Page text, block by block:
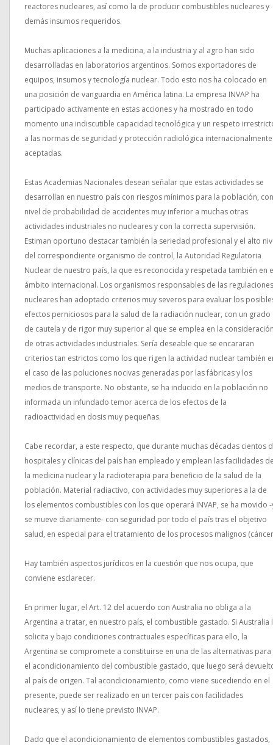
reactores nucleares, así como la de producir combustibles nucleares y
demás insumos requeridos.
Muchas aplicaciones a la medicina, a la industria y al agro han sido
desarrolladas en laboratorios argentinos. Somos exportadores de
equipos, insumos y tecnología nuclear. Todo esto nos ha colocado en
una posición de vanguardia en América latina. La empresa INVAP ha
participado activamente en estas acciones y ha mostrado en todo
momento una indiscutible capacidad tecnológica y un respeto
a las normas de seguridad y protección radiológica internacionalmente
aceptadas.
Estas Academias Nacionales desean señalar que estas actividades se
desarrollan en nuestro país con riesgos mínimos para la población, con
nivel de probabilidad de accidentes muy inferior a muchas otras
actividades industriales no nucleares y con la correcta supervisión.
Estiman oportuno destacar también la seriedad profesional y el alto
del correspondiente organismo de control, la Autoridad Regulatoria
Nuclear de nuestro país, la que es reconocida y respetada también en
ámbito internacional. Los organismos responsables de las regulaciones
nucleares han adoptado criterios muy severos para evaluar los
efectos perniciosos para la salud de la radiación nuclear, con un grado
de cautela y de rigor muy superior al que se emplea en la
de otras actividades industriales. Sería deseable que se encararan
criterios tan estrictos como los que rigen la actividad nuclear también
el caso de las poluciones nocivas generadas por las fábricas y los
medios de transporte. No obstante, se ha inducido en la población no
informada un infundado temor acerca de los efectos de la
radioactividad en dosis muy pequeñas.
Cabe recordar, a este respecto, que durante muchas décadas cientos
hospitales y clínicas del país han empleado y emplean las facilidades
la medicina nuclear y la radioterapia para beneficio de la salud de la
población. Material radiactivo, con actividades muy superiores a la de
los elementos combustibles con los que operará INVAP, se ha movido
se mueve diariamente- con seguridad por todo el país tras el objetivo
salud, en especial para el tratamiento de los procesos malignos
Hay también aspectos jurídicos en la cuestión que nos ocupa, que
conviene esclarecer.
En primer lugar, el Art. 12 del acuerdo con Australia no obliga a la
Argentina a tratar, en nuestro país, el combustible gastado. Si Australia
solicita y bajo condiciones contractuales específicas para ello, la
Argentina se compromete a constituirse en una de las alternativas para
el acondicionamiento del combustible gastado, que luego será
al país de origen. Tal acondicionamiento, como viene sucediendo en el
presente, puede ser realizado en un tercer país con facilidades
nucleares, y así lo tiene previsto INVAP.
Dado que el acondicionamiento de elementos combustibles gastados,